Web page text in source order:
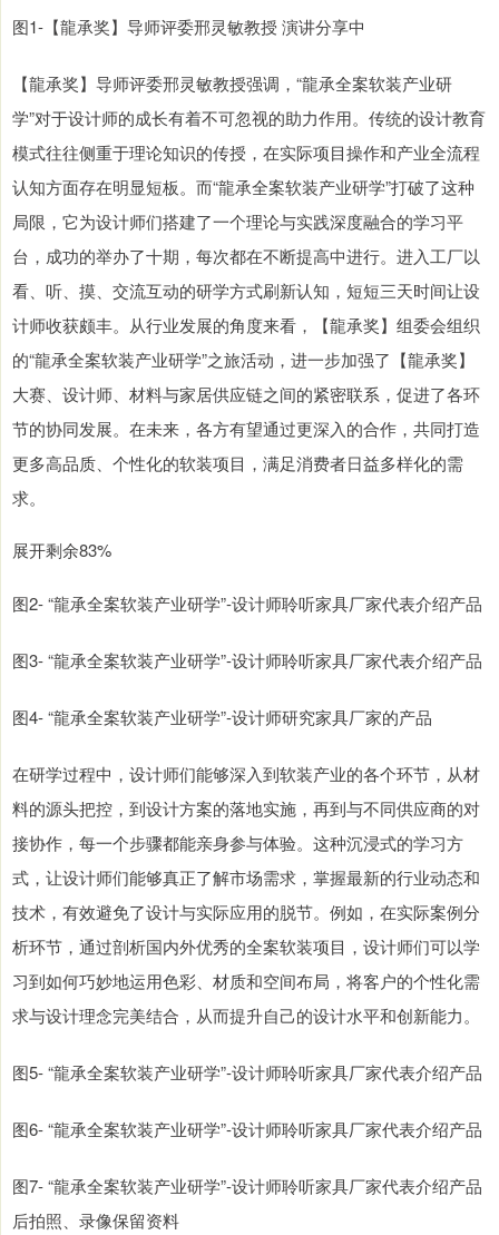
图1-【龍承奖】导师评委邢灵敏教授 演讲分享中
【龍承奖】导师评委邢灵敏教授强调，“龍承全案软装产业研
学”对于设计师的成长有着不可忽视的助力作用。传统的设计教育
模式往往侧重于理论知识的传授，在实际项目操作和产业全流程
认知方面存在明显短板。而“龍承全案软装产业研学”打破了这种
局限，它为设计师们搭建了一个理论与实践深度融合的学习平
台，成功的举办了十期，每次都在不断提高中进行。进入工厂以
看、听、摸、交流互动的研学方式刷新认知，短短三天时间让设
计师收获颇丰。从行业发展的角度来看，【龍承奖】组委会组织
的“龍承全案软装产业研学”之旅活动，进一步加强了【龍承奖】
大赛、设计师、材料与家居供应链之间的紧密联系，促进了各环
节的协同发展。在未来，各方有望通过更深入的合作，共同打造
更多高品质、个性化的软装项目，满足消费者日益多样化的需
求。
展开剩余83%
图2- “龍承全案软装产业研学”-设计师聆听家具厂家代表介绍产品
图3- “龍承全案软装产业研学”-设计师聆听家具厂家代表介绍产品
图4- “龍承全案软装产业研学”-设计师研究家具厂家的产品
在研学过程中，设计师们能够深入到软装产业的各个环节，从材
料的源头把控，到设计方案的落地实施，再到与不同供应商的对
接协作，每一个步骤都能亲身参与体验。这种沉浸式的学习方
式，让设计师们能够真正了解市场需求，掌握最新的行业动态和
技术，有效避免了设计与实际应用的脱节。例如，在实际案例分
析环节，通过剖析国内外优秀的全案软装项目，设计师们可以学
习到如何巧妙地运用色彩、材质和空间布局，将客户的个性化需
求与设计理念完美结合，从而提升自己的设计水平和创新能力。
图5- “龍承全案软装产业研学”-设计师聆听家具厂家代表介绍产品
图6- “龍承全案软装产业研学”-设计师聆听家具厂家代表介绍产品
图7- “龍承全案软装产业研学”-设计师聆听家具厂家代表介绍产品
后拍照、录像保留资料